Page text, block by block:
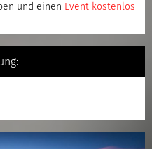
und einen Event kostenlos